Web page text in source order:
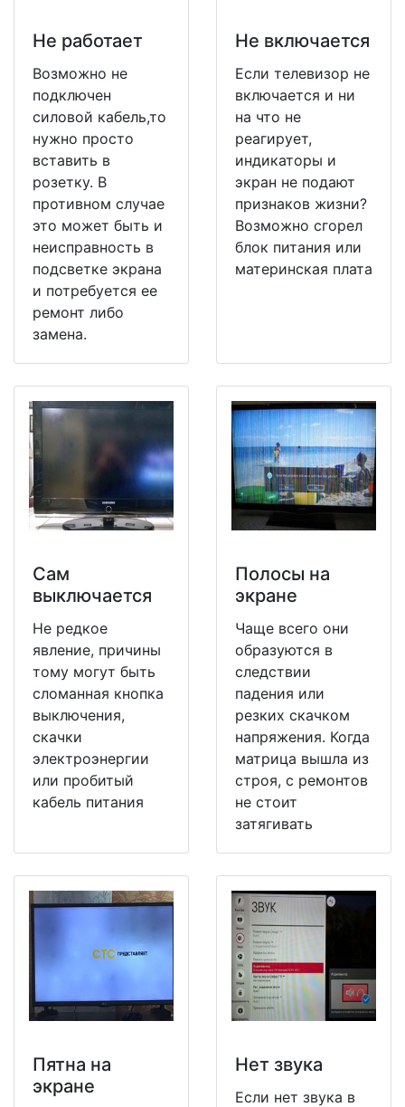
Не работает
Возможно не
подключен
силовой кабель,то
нужно просто
вставить в
розетку. В
противном случае
это может быть и
неисправность в
подсветке экрана
и потребуется ее
ремонт либо
замена.
Не включается
Если телевизор не
включается и ни
на что не
реагирует,
индикаторы и
экран не подают
признаков жизни?
Возможно сгорел
блок питания или
материнская плата
Сам
выключается
Не редкое
явление, причины
тому могут быть
сломанная кнопка
выключения,
скачки
электроэнергии
или пробитый
кабель питания
Полосы на
экране
Чаще всего они
образуются в
следствии
падения или
резких скачком
напряжения. Когда
матрица вышла из
строя, с ремонтов
не стоит
затягивать
Пятна на
экране
Нет звука
Если нет звука в